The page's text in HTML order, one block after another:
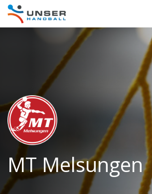
MT Melsungen